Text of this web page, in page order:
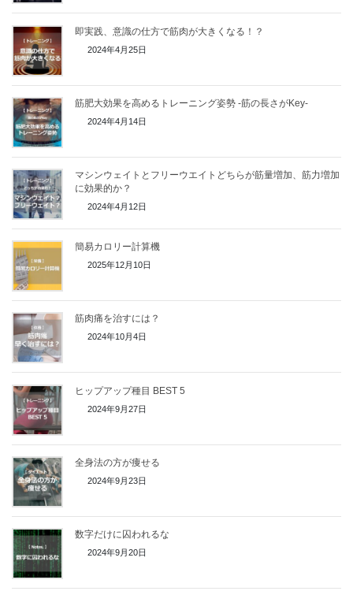
即実践、意識の仕方で筋肉が大きくなる！？
2024年4月25日
筋肥大効果を高めるトレーニング姿勢 -筋の長さがKey-
2024年4月14日
マシンウェイトとフリーウエイトどちらが筋量増加、筋力増加
に効果的か？
2024年4月12日
簡易カロリー計算機
2025年12月10日
筋肉痛を治すには？
2024年10月4日
ヒップアップ種目 BEST 5
2024年9月27日
全身法の方が痩せる
2024年9月23日
数字だけに囚われるな
2024年9月20日